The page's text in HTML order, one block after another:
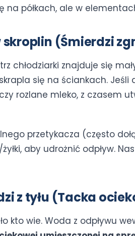
na półkach, ale w
skroplin (Śmierdzi
chłodziarki znajduje się
się na ściankach.
rozlane mleko, z czasem
przetykacza (często
aby udrożnić odpływ.
z tyłu (Tacka
kto wie. Woda z odpływu